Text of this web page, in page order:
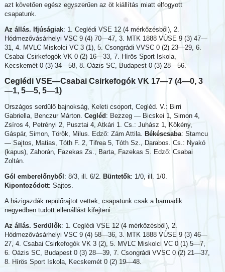
azt követően egész egyszerűen az öt kiállítás miatt elfogyott
csapatunk.
Az állás. Ifjúságiak: 1. Ceglédi VSE 12 (4 mérkőzésből), 2.
Hódmezővásárhelyi VSC 9 (4) 70—47, 3. MTK 1888 VÚSE 9 (3) 47—
31, 4. MVLC Miskolci VC 3 (1), 5. Csongrádi VVSC 0 (2) 23—29, 6.
Csabai Csirkefogók VK 0 (2) 16—33, 7. Hírös Sport Iskola,
Kecskemét 0 (3) 34—58, 8. Oázis SC, Budapest 0 (3) 28—56.
Ceglédi VSE—Csabai Csirkefogók VK 17—7 (4—0, 3
—1, 5—5, 5—1)
Országos serdülő bajnokság, Keleti csoport, Cegléd. V.: Birri
Gabriella, Benczur Márton. Cegléd : Bezzeg — Bicskei 1, Simon 4,
Zsíros 4, Petrényi 2, Pusztai 4, Atkári 1. Cs.: Juhász 1, Kökény,
Gáspár, Simon, Török, Milus. Edző: Zám Attila.
Békéscsaba: Stamcu
— Sajtos, Matias, Tóth F. 2, Tifrea 5, Tóth Sz., Darabos. Cs.: Nyakó
(kapus), Zahorán, Fazekas Zs., Barta, Fazekas S. Edző: Csabai
Zoltán.
Gól emberelőnyből : 8/3, ill. 6/2. Büntetők: 1/0, ill. 1/0.
Kipontozódott: Sajtos.
A házigazdák repülőrajtot vettek, csapatunk csak a harmadik
negyedben tudott ellenállást kifejteni.
Az állás. Serdülők: 1. Ceglédi VSE 12 (4 mérkőzésből), 2.
Hódmezővásárhelyi VSC 9 (4) 58—36, 3. MTK 1888 VÚSE 9 (3) 46—
27, 4. Csabai Csirkefogók VK 3 (2), 5. MVLC Miskolci VC 0 (1) 5—7,
6. Oázis SC, Budapest 0 (3) 28—39, 7. Csongrádi VVSC 0 (2) 21—37,
8. Hírös Sport Iskola, Kecskemét 0 (2) 19—48.